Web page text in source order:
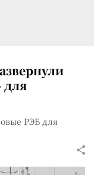
для
РЭБ для